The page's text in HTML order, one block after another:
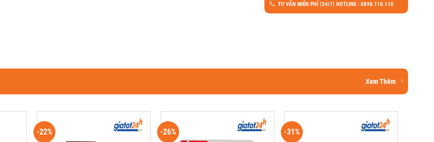
TƯ VẤN MIỄN PHÍ (24/7) HOTLINE : 0898.110.110
Xem Thêm
-22% -26% -31%